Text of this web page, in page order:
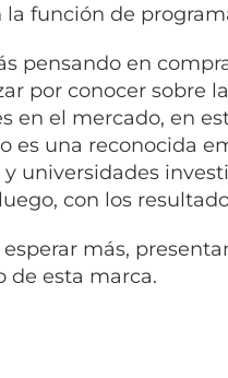
la función de
pensando en
por conocer sobre
en el mercado, en
es una reconocida
universidades
con los
esperar más,
de esta marca.